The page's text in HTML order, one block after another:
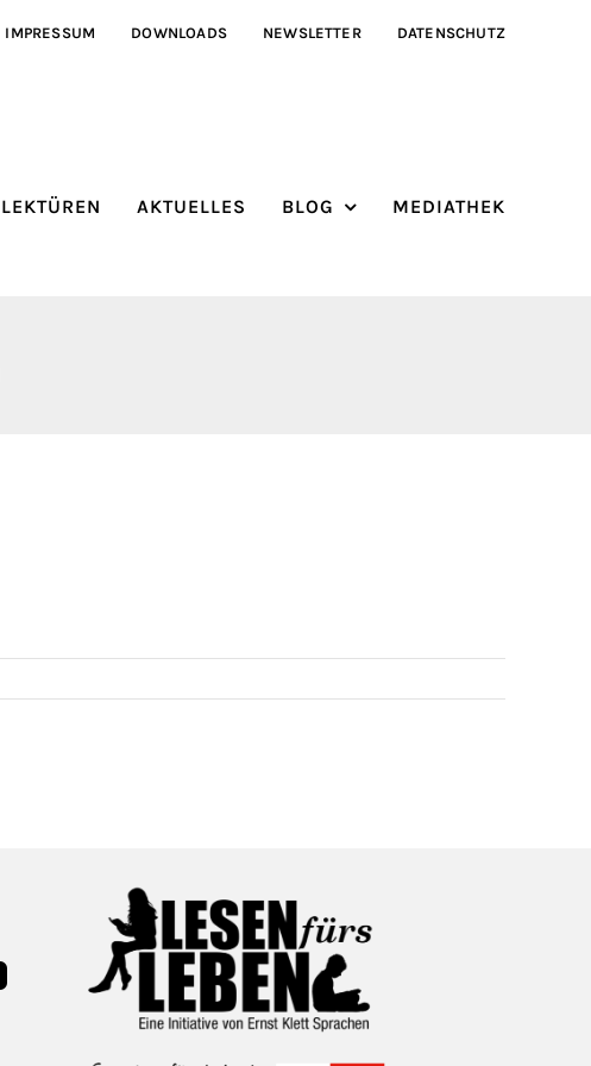
IMPRESSUM DOWNLOADS NEWSLETTER DATENSCHUTZ
LEKTÜREN AKTUELLES BLOG MEDIATHEK